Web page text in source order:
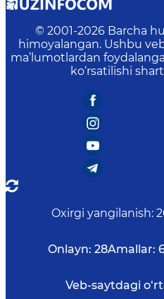
© 2001-2026 Barcha
himoyalangan. Ushbu
ma’lumotlardan
ko‘rsatilishi
Oxirgi yangilanish:
Onlayn: 28Amallar:
Veb-saytdagi